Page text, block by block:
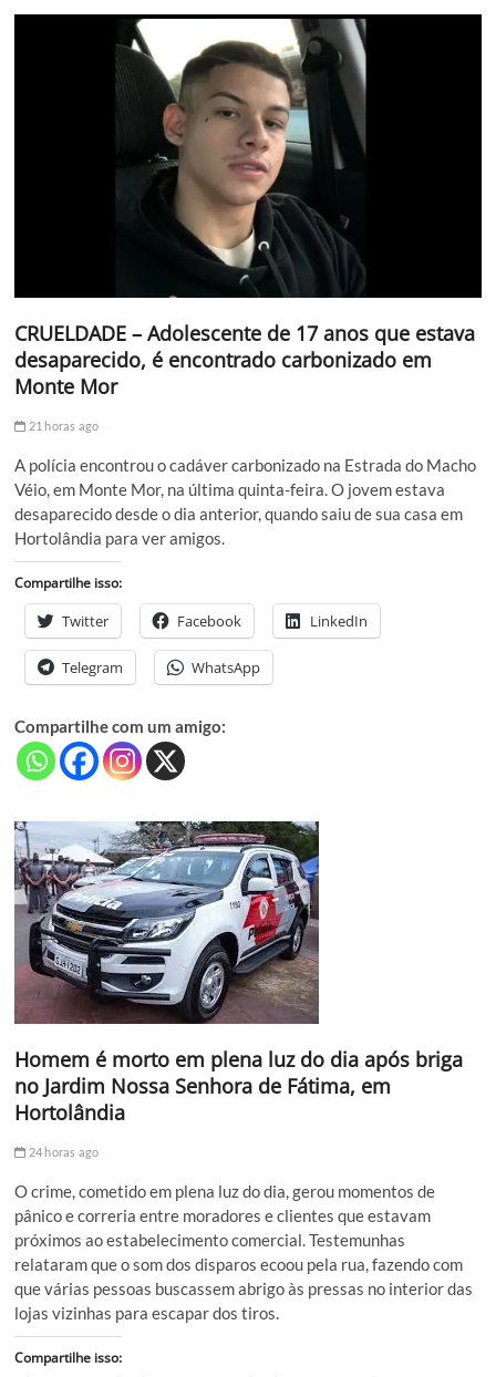
CRUELDADE – Adolescente de 17 anos que estava
desaparecido, é encontrado carbonizado em
Monte Mor
21 horas ago
A polícia encontrou o cadáver carbonizado na Estrada do Macho
Véio, em Monte Mor, na última quinta-feira. O jovem estava
desaparecido desde o dia anterior, quando saiu de sua casa em
Hortolândia para ver amigos.
Compartilhe isso:
Twitter Facebook LinkedIn
Telegram WhatsApp
Compartilhe com um amigo:
Homem é morto em plena luz do dia após briga
no Jardim Nossa Senhora de Fátima, em
Hortolândia
24 horas ago
O crime, cometido em plena luz do dia, gerou momentos de
pânico e correria entre moradores e clientes que estavam
próximos ao estabelecimento comercial. Testemunhas
relataram que o som dos disparos ecoou pela rua, fazendo com
que várias pessoas buscassem abrigo às pressas no interior das
lojas vizinhas para escapar dos tiros.
Compartilhe isso: